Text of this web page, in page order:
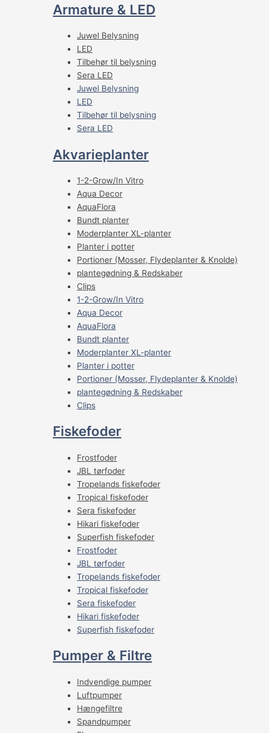
Armature & LED
Juwel Belysning
LED
Tilbehør til belysning
Sera LED
Juwel Belysning
LED
Tilbehør til belysning
Sera LED
Akvarieplanter
1-2-Grow/In Vitro
Aqua Decor
AquaFlora
Bundt planter
Moderplanter XL-planter
Planter i potter
Portioner (Mosser, Flydeplanter & Knolde)
plantegødning & Redskaber
Clips
1-2-Grow/In Vitro
Aqua Decor
AquaFlora
Bundt planter
Moderplanter XL-planter
Planter i potter
Portioner (Mosser, Flydeplanter & Knolde)
plantegødning & Redskaber
Clips
Fiskefoder
Frostfoder
JBL tørfoder
Tropelands fiskefoder
Tropical fiskefoder
Sera fiskefoder
Hikari fiskefoder
Superfish fiskefoder
Frostfoder
JBL tørfoder
Tropelands fiskefoder
Tropical fiskefoder
Sera fiskefoder
Hikari fiskefoder
Superfish fiskefoder
Pumper & Filtre
Indvendige pumper
Luftpumper
Hængefiltre
Spandpumper